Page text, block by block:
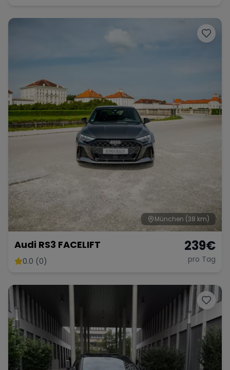
München (38 km)
Audi RS3 FACELIFT
0.0 (0)
239€
pro Tag